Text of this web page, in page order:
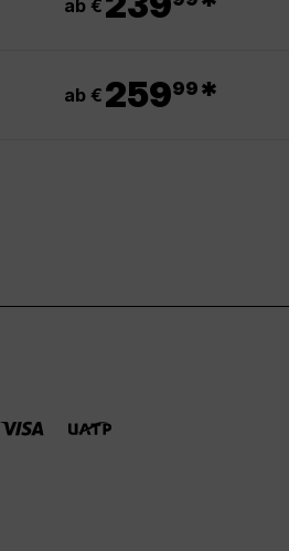
ab €
ab € 25999 *